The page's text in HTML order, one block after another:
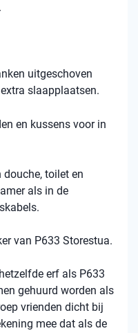
uitgeschoven
slaapplaatsen.
en kussens voor in
douche, toilet en
als in de
van P633 Storestua.
erf als P633
gehuurd worden als
vrienden dicht bij
mee dat als de